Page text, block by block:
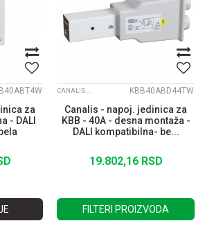
za
- DALI
CANALIS KBB KBB40ABD44TW
Canalis - napoj. jedinica za
KBB - 40A - desna montaža -
DALI kompatibilna- be...
19.802,16 RSD
FILTERI PROIZVODA